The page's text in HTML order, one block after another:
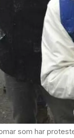
har protesterat